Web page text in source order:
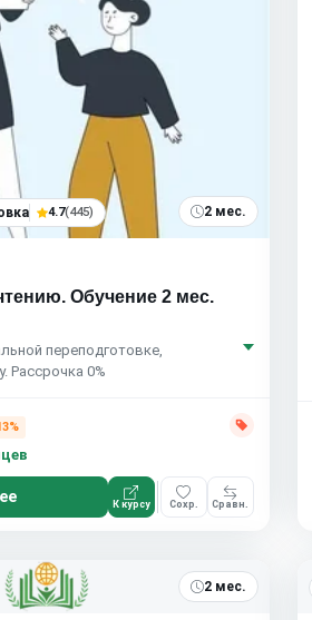
4.7(445) 2 мес.
Обучение 2 мес.
переподготовке,
Рассрочка 0%
К курсу Сохр. Сравн.
2 мес.